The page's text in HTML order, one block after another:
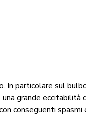
In particolare sul
grande
conseguenti